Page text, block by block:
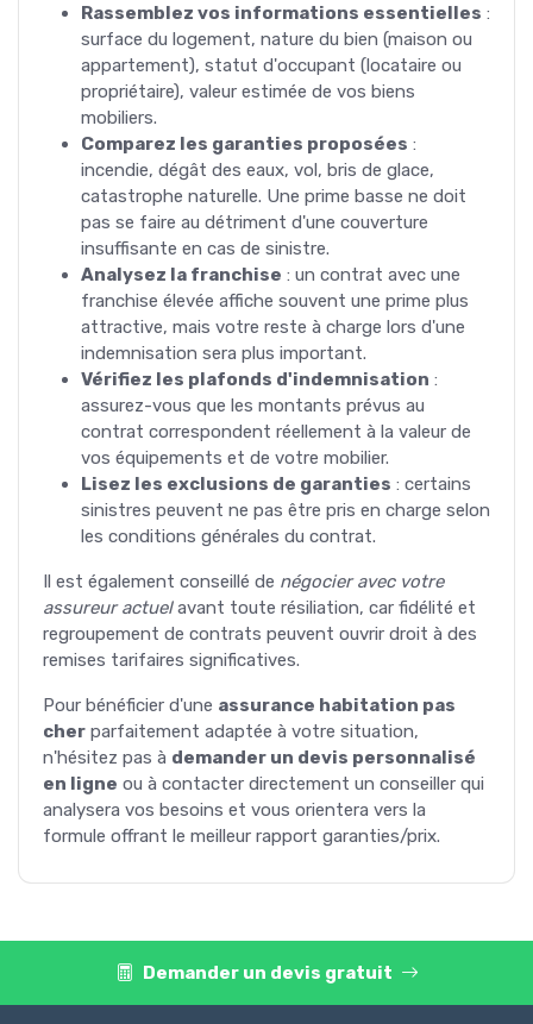
Rassemblez vos informations essentielles :
surface du logement, nature du bien (maison ou
appartement), statut d'occupant (locataire ou
propriétaire), valeur estimée de vos biens
mobiliers.
Comparez les garanties proposées :
incendie, dégât des eaux, vol, bris de glace,
catastrophe naturelle. Une prime basse ne doit
pas se faire au détriment d'une couverture
insuffisante en cas de sinistre.
Analysez la franchise : un contrat avec une
franchise élevée affiche souvent une prime plus
attractive, mais votre reste à charge lors d'une
indemnisation sera plus important.
Vérifiez les plafonds d'indemnisation :
assurez-vous que les montants prévus au
contrat correspondent réellement à la valeur de
vos équipements et de votre mobilier.
Lisez les exclusions de garanties : certains
sinistres peuvent ne pas être pris en charge selon
les conditions générales du contrat.
Il est également conseillé de négocier avec votre
assureur actuelavant toute résiliation, car fidélité et
regroupement de contrats peuvent ouvrir droit à des
remises tarifaires significatives.
Pour bénéficier d'une assurance habitation pas
cher parfaitement adaptée à votre situation,
n'hésitez pas à demander un devis personnalisé
en ligne ou à contacter directement un conseiller qui
analysera vos besoins et vous orientera vers la
formule offrant le meilleur rapport garanties/prix.
Demander un devis gratuit